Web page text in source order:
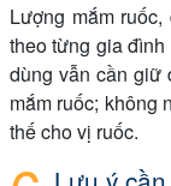
Lượng mắm
theo từng gia
dùng vẫn cần giữ
mắm ruốc; không
thế cho vị ruốc.